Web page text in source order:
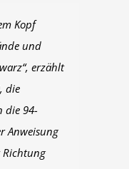
Kopf
und
erzählt
die
die 94-
Anweisung
Richtung